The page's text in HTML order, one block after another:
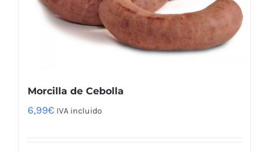
Morcilla de Cebolla
6,99€ IVA incluido